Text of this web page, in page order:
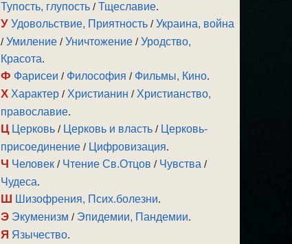
Тупость, глупость /Тщеславие.
У Удовольствие, Приятность /Украина, война
/Умиление /Уничтожение /Уродство,
Красота.
Ф Фарисеи / Философия / Фильмы, Кино.
Х Характер / Христианин / Христианство,
православие.
Ц Церковь / Церковь и власть / Церковь-
присоединение / Цифровизация.
Ч Человек / Чтение Св.Отцов / Чувства /
Чудеса.
Ш Шизофрения, Псих.болезни.
Э Экуменизм / Эпидемии, Пандемии.
Я Язычество.